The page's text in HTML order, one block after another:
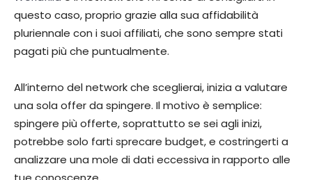
questo caso, proprio grazie alla sua affidabilità
pluriennale con i suoi affiliati, che sono sempre stati
pagati più che puntualmente.
All’interno del network che sceglierai, inizia a valutare
una sola offer da spingere. Il motivo è semplice:
spingere più offerte, soprattutto se sei agli inizi,
potrebbe solo farti sprecare budget, e costringerti a
analizzare una mole di dati eccessiva in rapporto alle